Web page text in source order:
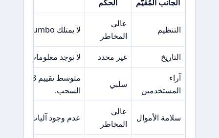
الجانب المُقيَّم الحكم
التنظيم
عالي
المخاطر
لا يمتلك Jumbo تراخيص تنظيمية موثوقة.
التاريخ غير محدد
لا توجد معلومات موثوقة
آراء
المستخدمين
سلبي
السحب.
سلامة الأموال
عالي
المخاطر
عدم وجود آليات واضحة